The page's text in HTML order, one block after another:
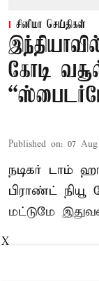
சினிமா செய்திகள்
கோடி
Published on: 07
நடிகர் டாம்
பிராண்ட் நியூ
மட்டுமே
X